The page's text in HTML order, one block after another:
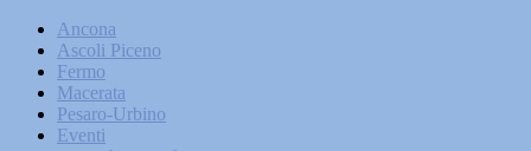
Ancona
Ascoli Piceno
Fermo
Macerata
Pesaro-Urbino
Eventi